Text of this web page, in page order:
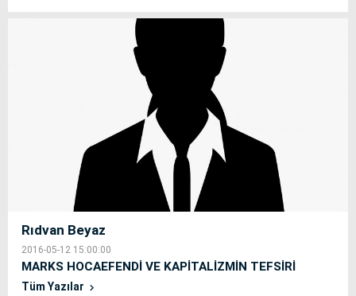
Rıdvan Beyaz
2016-05-12 15:00:00
MARKS HOCAEFENDİ VE KAPİTALİZMİN TEFSİRİ
Tüm Yazılar